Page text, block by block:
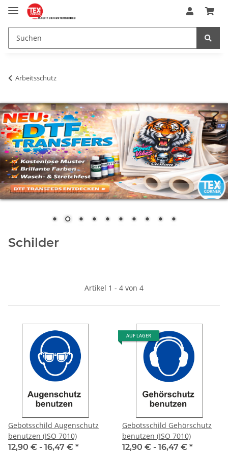
Arbeitsschutz
Schilder
Artikel 1 - 4 von 4
Gebotsschild Augenschutz
benutzen (ISO 7010)
12,90 € - 16,47 € *
AUF LAGER
Gebotsschild Gehörschutz
benutzen (ISO 7010)
12,90 € - 16,47 € *